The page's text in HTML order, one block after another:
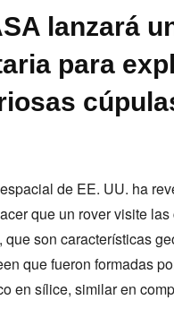
lanzará
para
de EE. UU. ha
que un rover visite
que son características
que fueron formadas
en sílice, similar en